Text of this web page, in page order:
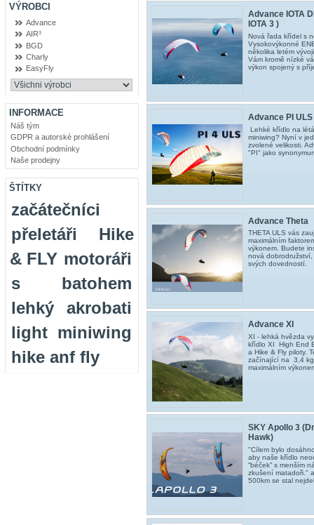
VÝROBCI
Advance
AIR³
BGD
Charly
EasyFly
INFORMACE
Náš tým
GDPR a autorské prohlášení
Obchodní podmínky
Naše prodejny
ŠTÍTKY
začátečníci
přeletáři
Hike
& FLY motoráři
s batohem
lehký
akrobati
light miniwing
hike anf fly
Advance IOTA
IOTA 3 )
Nová řada křídel s
Vysokovýkonné
několika letém
Vám kromě nízké
výkon spojený s
Advance PI ULS
Lehké křídlo na
miniwing? Nyní v
zvolené velikosti.
"PI" jako
Advance Theta
THETA ULS vás
maximálním
výkonem. Budete
nová
svých dovedností.
Advance XI
XI - lehká hvězda
křídlo XI High End
a Hike & Fly piloty.
začínající na 3,4
maximálním
SKY Apollo 3
Hawk)
"Cílem bylo
aby naše křídlo
“béček” s menším
zkušení matadoři. "
500km se stal